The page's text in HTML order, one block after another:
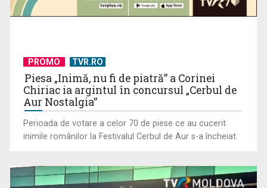
PROMO TVR.RO
Piesa „Inimă, nu fi de piatră” a Corinei
Chiriac ia argintul în concursul „Cerbul de
Aur Nostalgia”
Perioada de votare a celor 70 de piese ce au cucerit
inimile românilor la Festivalul Cerbul de Aur s-a încheiat.